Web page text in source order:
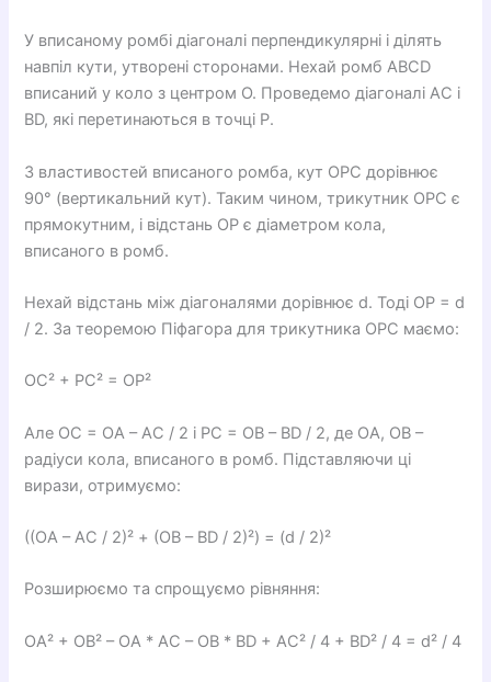
У вписаному ромбі діагоналі перпендикулярні і ділять
навпіл кути, утворені сторонами. Нехай ромб ABCD
вписаний у коло з центром O. Проведемо діагоналі AC і
BD, які перетинаються в точці P.
З властивостей вписаного ромба, кут OPC дорівнює
90° (вертикальний кут). Таким чином, трикутник OPC є
прямокутним, і відстань OP є діаметром кола,
вписаного в ромб.
Нехай відстань між діагоналями дорівнює d. Тоді OP = d
/ 2. За теоремою Піфагора для трикутника OPC маємо:
OC² + PC² = OP²
Але OC = OA – AC / 2 і PC = OB – BD / 2, де OA, OB –
радіуси кола, вписаного в ромб. Підставляючи ці
вирази, отримуємо:
((OA – AC / 2)² + (OB – BD / 2)²) = (d / 2)²
Розширюємо та спрощуємо рівняння:
OA² + OB² – OA * AC – OB * BD + AC² / 4 + BD² / 4 = d² / 4